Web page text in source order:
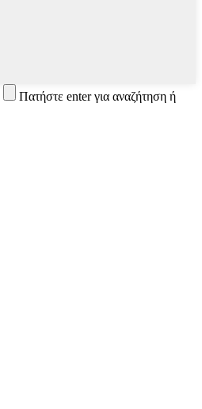
Πατήστε enter για αναζήτηση ή